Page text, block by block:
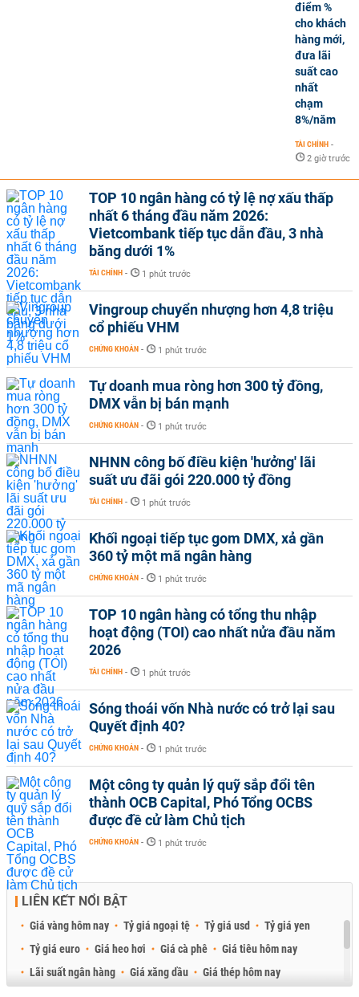
điểm %
cho khách
hàng mới,
đưa lãi
suất cao
nhất
chạm
8%/năm
TÀI CHÍNH -
2 giờ trước
TOP 10 ngân hàng có tỷ lệ nợ xấu thấp
nhất 6 tháng đầu năm 2026:
Vietcombank tiếp tục dẫn đầu, 3 nhà
băng dưới 1%
TÀI CHÍNH - 1 phút trước
Vingroup chuyển nhượng hơn 4,8 triệu
cổ phiếu VHM
CHỨNG KHOÁN - 1 phút trước
Tự doanh mua ròng hơn 300 tỷ đồng,
DMX vẫn bị bán mạnh
CHỨNG KHOÁN - 1 phút trước
NHNN công bố điều kiện 'hưởng' lãi
suất ưu đãi gói 220.000 tỷ đồng
TÀI CHÍNH - 1 phút trước
Khối ngoại tiếp tục gom DMX, xả gần
360 tỷ một mã ngân hàng
CHỨNG KHOÁN - 1 phút trước
TOP 10 ngân hàng có tổng thu nhập
hoạt động (TOI) cao nhất nửa đầu năm
2026
TÀI CHÍNH - 1 phút trước
Sóng thoái vốn Nhà nước có trở lại sau
Quyết định 40?
CHỨNG KHOÁN - 1 phút trước
Một công ty quản lý quỹ sắp đổi tên
thành OCB Capital, Phó Tổng OCBS
được đề cử làm Chủ tịch
CHỨNG KHOÁN - 1 phút trước
LIÊN KẾT NỔI BẬT
Giá vàng hôm nay Tỷ giá ngoại tệ Tỷ giá usd
Tỷ giá yen
Tỷ giá euro
Giá heo hơi Giá cà phê
Giá tiêu hôm nay
Lãi suất ngân hàng
Giá xăng dầu
Giá thép hôm nay